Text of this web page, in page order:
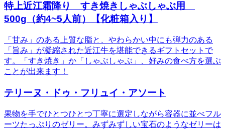
特上近江霜降り すき焼きしゃぶしゃぶ用
500g（約4~5人前）【化粧箱入り】
「甘み」のある上質な脂と、やわらかい中にも弾力のある
「旨み」が凝縮された近江牛を堪能できるギフトセットで
す。「すき焼き」か「しゃぶしゃぶ」、好みの食べ方を選ぶ
ことが出来ます！
テリーヌ・ドゥ・フリュイ・アソート
果物を手でひとつひとつ丁寧に選定しながら容器に並べフル
ーツたっぷりのゼリー。みずみずしい宝石のようなゼリーは